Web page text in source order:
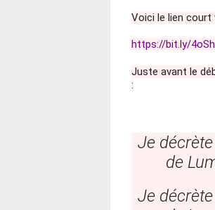
Voici le lien court
https://bit.ly/
Juste avant le
:
Je
de
Je